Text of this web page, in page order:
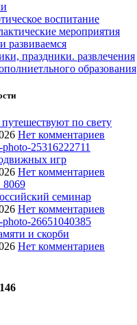
воспитание
мероприятия
развиваемся
праздники. развлечения
образования
по свету
Нет комментариев
игр
Нет комментариев
семинар
Нет комментариев
и скорби
Нет комментариев